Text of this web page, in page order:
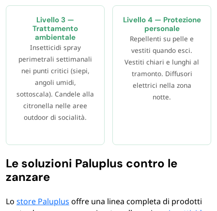
Livello 3 —
Trattamento
ambientale
Insetticidi spray
perimetrali settimanali
nei punti critici (siepi,
angoli umidi,
sottoscala). Candele alla
citronella nelle aree
outdoor di socialità.
Livello 4 — Protezione
personale
Repellenti su pelle e
vestiti quando esci.
Vestiti chiari e lunghi al
tramonto. Diffusori
elettrici nella zona
notte.
Le soluzioni Paluplus contro le
zanzare
Lo store Paluplus offre una linea completa di prodotti